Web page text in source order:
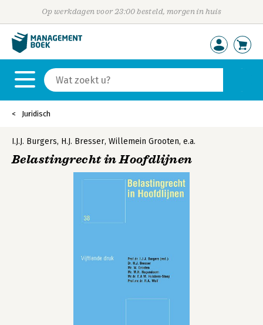
Op werkdagen voor 23:00 besteld, morgen in huis
Juridisch
I.J.J. Burgers, H.J. Bresser, Willemein Grooten, e.a.
Belastingrecht in Hoofdlijnen